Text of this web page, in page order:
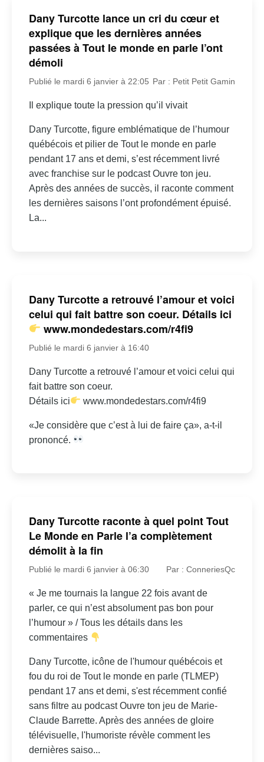
Dany Turcotte lance un cri du cœur et
explique que les dernières années
passées à Tout le monde en parle l’ont
démoli
Publié le mardi 6 janvier à 22:05 Par : Petit Petit Gamin
Il explique toute la pression qu’il vivait
Dany Turcotte, figure emblématique de l’humour
québécois et pilier de Tout le monde en parle
pendant 17 ans et demi, s’est récemment livré
avec franchise sur le podcast Ouvre ton jeu.
Après des années de succès, il raconte comment
les dernières saisons l’ont profondément épuisé.
La...
Dany Turcotte a retrouvé l’amour et voici
celui qui fait battre son coeur. Détails ici
www.mondedestars.com/r4fi9
Publié le mardi 6 janvier à 16:40
Dany Turcotte a retrouvé l’amour et voici celui qui
fait battre son coeur.
Détails ici
www.mondedestars.com/r4fi9
«Je considère que c’est à lui de faire ça», a-t-il
prononcé.
Dany Turcotte raconte à quel point Tout
Le Monde en Parle l’a complètement
démolit à la fin
Publié le mardi 6 janvier à 06:30 Par : ConneriesQc
« Je me tournais la langue 22 fois avant de
parler, ce qui n’est absolument pas bon pour
l’humour » / Tous les détails dans les
commentaires
Dany Turcotte, icône de l'humour québécois et
fou du roi de Tout le monde en parle (TLMEP)
pendant 17 ans et demi, s'est récemment confié
sans filtre au podcast Ouvre ton jeu de Marie-
Claude Barrette. Après des années de gloire
télévisuelle, l'humoriste révèle comment les
dernières saiso...